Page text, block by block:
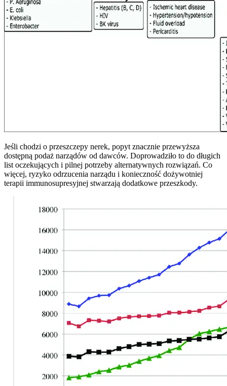
Jeśli chodzi o przeszczepy nerek, popyt znacznie przewyższa
dostępną podaż narządów od dawców. Doprowadziło to do długich
list oczekujących i pilnej potrzeby alternatywnych rozwiązań. Co
więcej, ryzyko odrzucenia narządu i konieczność dożywotniej
terapii immunosupresyjnej stwarzają dodatkowe przeszkody.